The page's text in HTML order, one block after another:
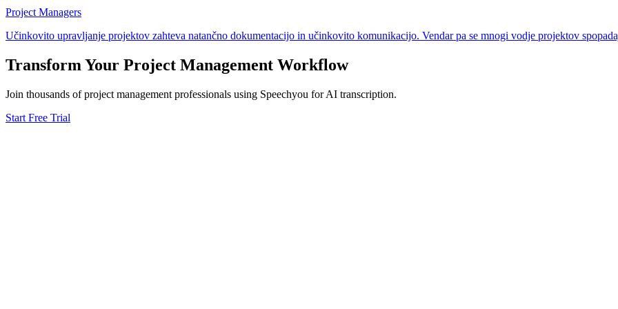
Project Managers
Učinkovito upravljanje projektov zahteva natančno dokumentacijo in učinkovito komunikacijo. Vendar pa se mnogi vodje projektov
Transform Your Project Management Workflow
Join thousands ofproject management professionals using Speechyou for AI transcription.
Start Free Trial